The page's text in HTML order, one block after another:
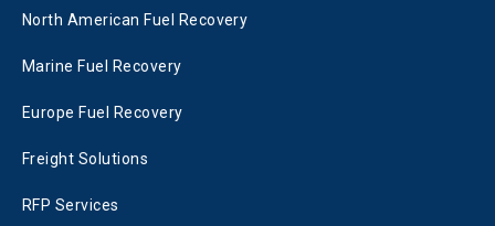
North American Fuel Recovery
Marine Fuel Recovery
Europe Fuel Recovery
Freight Solutions
RFP Services